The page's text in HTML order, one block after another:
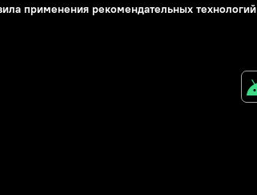
применения рекомендательных технологий